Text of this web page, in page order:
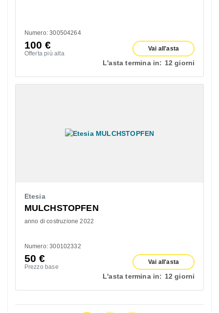
Numero: 300504264
100€
Offerta più alta
Vai all'asta
L'asta termina in: 12 giorni
Etesia
MULCHSTOPFEN
anno di costruzione 2022
Numero: 300102332
50€
Prezzo base
Vai all'asta
L'asta termina in: 12 giorni